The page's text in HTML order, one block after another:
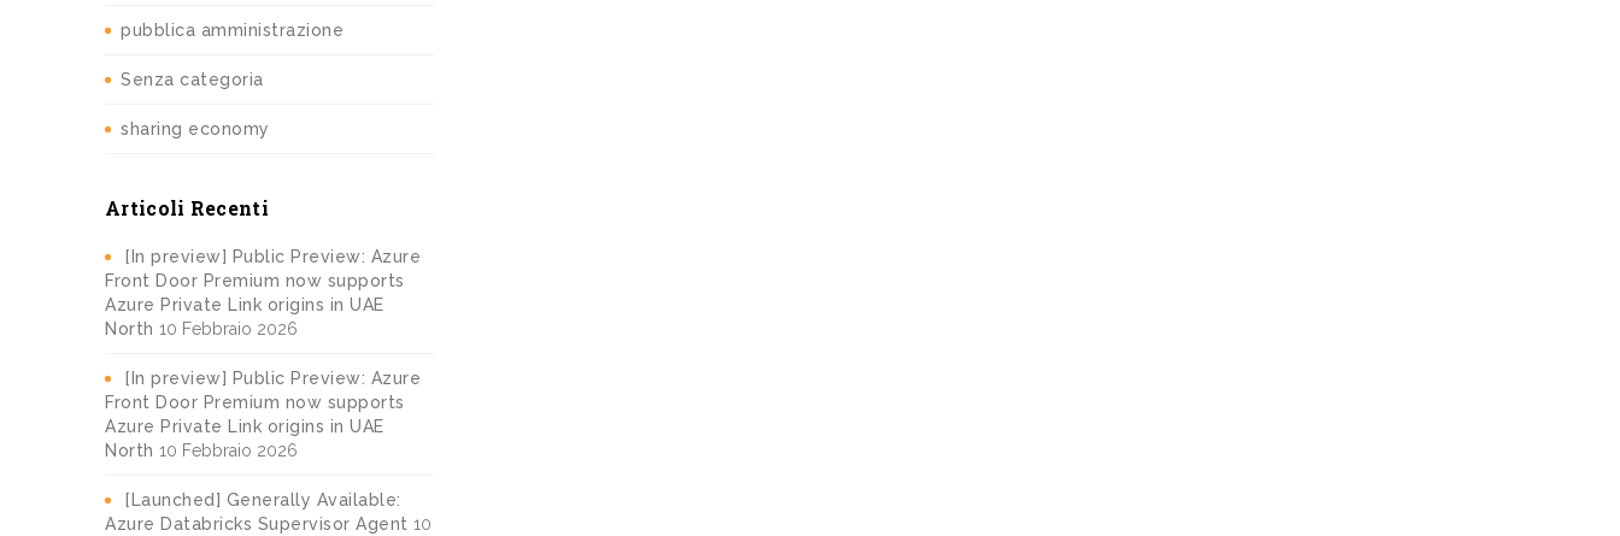
pubblica amministrazione
Senza categoria
sharing economy
Articoli Recenti
[In preview] Public Preview: Azure
Front Door Premium now supports
Azure Private Link origins in UAE
North 10 Febbraio 2026
[In preview] Public Preview: Azure
Front Door Premium now supports
Azure Private Link origins in UAE
North 10 Febbraio 2026
[Launched] Generally Available:
Azure Databricks Supervisor Agent 10